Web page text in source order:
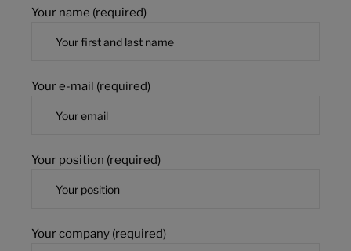
Your name (required)
Your e-mail (required)
Your position (required)
Your company (required)